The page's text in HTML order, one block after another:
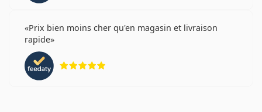
Prix bien moins cher qu'en magasin et livraison
rapide